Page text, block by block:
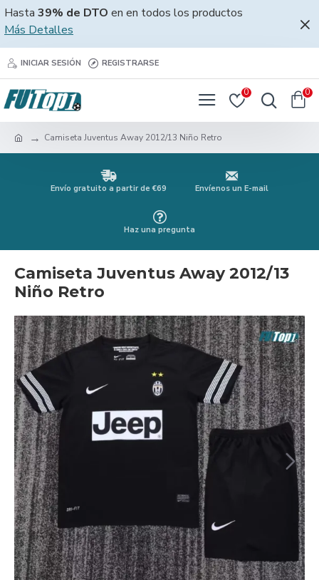
Hasta 39% de DTO en en todos los productos
Más Detalles
INICIAR SESIÓN REGISTRARSE
0 0
Camiseta Juventus Away 2012/13 Niño Retro
Envío gratuito a partir de €69 Envíenos un E-mail
Haz una pregunta
Camiseta Juventus Away 2012/13
Niño Retro